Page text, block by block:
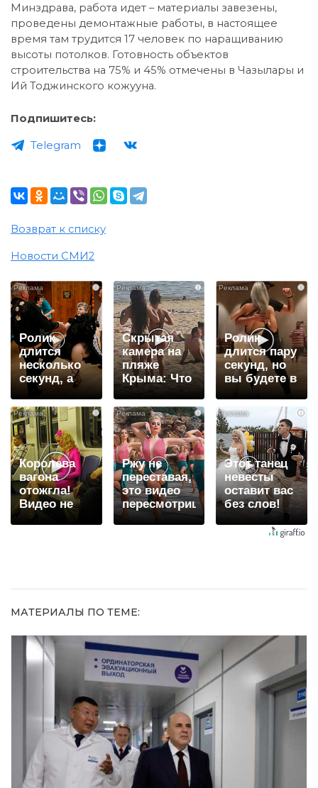
Минздрава, работа идет – материалы завезены,
проведены демонтажные работы, в настоящее
время там трудится 17 человек по наращиванию
высоты потолков. Готовность объектов
строительства на 75% и 45% отмечены в Чазылары и
Ий Тоджинского кожууна.
Подпишитесь:
Telegram
Возврат к списку
Новости СМИ2
i
Ролик
длится
несколько
секунд, а
смеяться
вы будете
долго
i
Скрытая
камера на
пляже
Крыма: Что
люди
вытворяют,
когда их не
видят...
i
Ролик
длится пару
секунд, но
вы будете в
шоке от
увиденного
i
Королева
вагона
отожгла!
Видео не
оставит
i
Ржу не
переставая,
это видео
пересмотришь
не раз
i
Этот танец
невесты
оставит вас
без слов!
Пересмотрела
МАТЕРИАЛЫ ПО ТЕМЕ: